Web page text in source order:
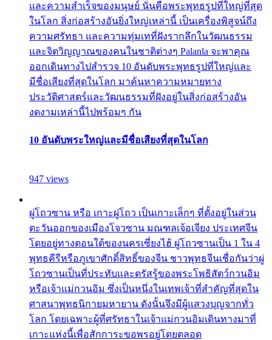
และความสำเร็จของมนุษย์ นั่นคือพระพุทธรูปที่ใหญ่ที่สุด
ในโลก สิ่งก่อสร้างอันยิ่งใหญ่เหล่านี้ เป็นเครื่องพิสูจน์ถึง
ความศรัทธา และความทุ่มเทที่ฝังรากลึกในวัฒนธรรม
และจิตวิญญาณของคนในชาติต่างๆ Palanla จะพาคุณ
ออกเดินทางไปสำรวจ 10 อันดับพระพุทธรูปที่ใหญ่และ
มีชื่อเสียงที่สุดในโลก มาค้นหาความหมายทาง
ประวัติศาสตร์และวัฒนธรรมที่ฝังอยู่ในสิ่งก่อสร้างอัน
งดงามเหล่านี้ไปพร้อมๆ กัน
10 อันดับพระใหญ่และมีชื่อเสียงที่สุดในโลก
947 views
ผู่โถวซาน หรือ เกาะผู่โถว เป็นเกาะเล็กๆ ที่ตั้งอยู่ในส่วน
ตะวันออกของเมืองโจวซาน มณฑลเจ้อเจียง ประเทศจีน
โดยอยู่ทางตอนใต้ของนครเซี่ยงไฮ้ ผู่โถวซานเป็น 1 ใน 4
พุทธคีรีหรือภูเขาศักดิ์สิทธิ์ของจีน ชาวพุทธจีนเชื่อกันว่าผู่
โถวซานเป็นที่ประทับและตรัสรู้ของพระโพธิสัตว์กวนอิม
หรือเจ้าแม่กวนอิม ซึ่งเป็นหนึ่งในเทพเจ้าที่สำคัญที่สุดใน
ศาสนาพุทธนิกายมหายาน ดังนั้นจึงมีผู้แสวงบุญจากทั่ว
โลก โดยเฉพาะผู้ที่ศรัทธาในเจ้าแม่กวนอิมเดินทางมาที่
เกาะแห่งนี้เพื่อสักการะขอพรอยู่โดยตลอด